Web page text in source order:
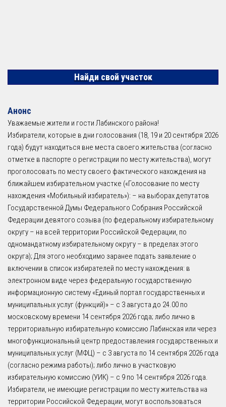
Найди свой участок
Анонс
Уважаемые жители и гости Лабинского района!
Избиратели, которые в дни голосования (18, 19 и 20 сентября 2026
года) будут находиться вне места своего жительства (согласно
отметке в паспорте о регистрации по месту жительства), могут
проголосовать по месту своего фактического нахождения на
ближайшем избирательном участке («Голосование по месту
нахождения «Мобильный избиратель»): – на выборах депутатов
Государственной Думы Федерального Собрания Российской
Федерации девятого созыва (по федеральному избирательному
округу – на всей территории Российской Федерации, по
одномандатному избирательному округу – в пределах этого
округа); Для этого необходимо заранее подать заявление о
включении в список избирателей по месту нахождения: в
электронном виде через федеральную государственную
информационную систему «Единый портал государственных и
муниципальных услуг (функций)» – с 3 августа до 24.00 по
московскому времени 14 сентября 2026 года; либо лично в
территориальную избирательную комиссию Лабинская или через
многофункциональный центр предоставления государственных и
муниципальных услуг (МФЦ) – с 3 августа по 14 сентября 2026 года
(согласно режима работы); либо лично в участковую
избирательную комиссию (УИК) – с 9 по 14 сентября 2026 года.
Избиратели, не имеющие регистрации по месту жительства на
территории Российской Федерации, могут воспользоваться